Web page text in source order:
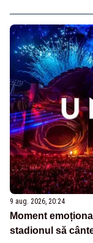
9 aug. 2026, 20:24
Moment
stadionul să